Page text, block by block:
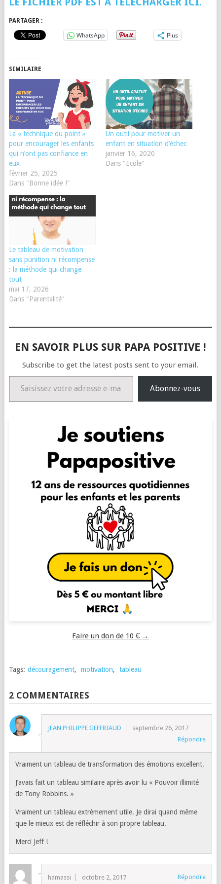
PARTAGER :
WhatsApp Plus
SIMILAIRE
La « technique du point »
pour encourager les enfants
qui n’ont pas confiance en
eux
février 25, 2025
Dans "Bonne idée !"
Un outil pour motiver un
enfant en situation d’échec
janvier 16, 2020
Dans "Ecole"
Le tableau de motivation
sans punition ni récompense
: la méthode qui change
tout
mai 17, 2026
Dans "Parentalité"
EN SAVOIR PLUS SUR PAPA POSITIVE !
Subscribe to get the latest posts sent to your email.
Saisissez votre adresse e-mail…
Abonnez-vous
Faire un don de 10 € →
Tags: découragement, motivation, tableau
2 COMMENTAIRES
JEAN PHILIPPE GEFFRIAUD
septembre 26, 2017
Répondre
Vraiment un tableau de transformation des émotions excellent.
J’avais fait un tableau similaire après avoir lu « Pouvoir illimité
de Tony Robbins. »
Vraiment un tableau extrèmement utile. Je dirai quand même
que le mieux est de réfléchir à son propre tableau.
Merci Jeff !
hamassi octobre 2, 2017 Répondre